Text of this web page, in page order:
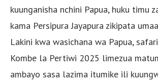
kuunganisha nchini Papua, huku timu
kama Persipura Jayapura zikipata
Lakini kwa wasichana wa Papua,
Kombe la Pertiwi 2025 limezua
ambayo sasa lazima itumike ili